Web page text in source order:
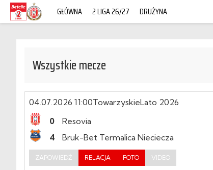
GŁÓWNA 2 LIGA 26/27 DRUŻYNA
Wszystkie mecze
04.07.2026 11:00TowarzyskieLato 2026
0
Resovia
4
Bruk-Bet Termalica Nieciecza
ZAPOWIEDŹ RELACJA FOTO VIDEO